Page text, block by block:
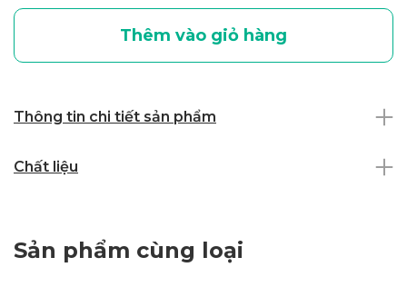
Thêm vào giỏ hàng
Thông tin chi tiết sản phẩm
Chất liệu
Sản phẩm cùng loại